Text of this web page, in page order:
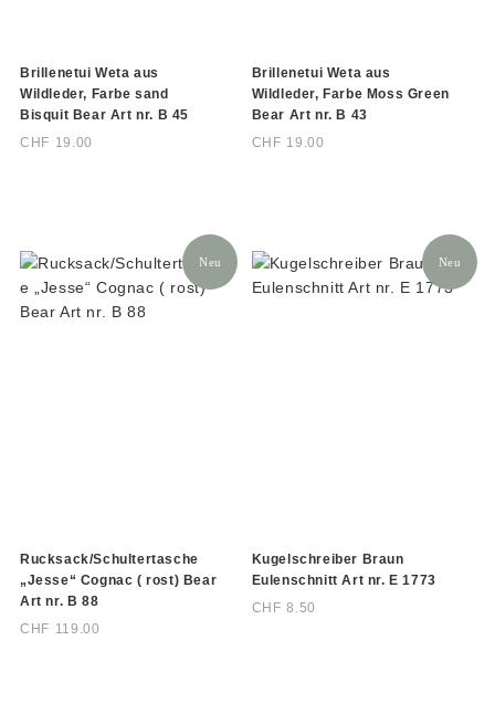
Brillenetui Weta aus
Wildleder, Farbe sand
Bisquit Bear Art nr. B 45
CHF 19.00
Brillenetui Weta aus
Wildleder, Farbe Moss Green
Bear Art nr. B 43
CHF 19.00
Neu
Rucksack/Schultertasche
„Jesse“ Cognac ( rost) Bear
Art nr. B 88
CHF 119.00
Neu
Kugelschreiber Braun
Eulenschnitt Art nr. E 1773
CHF 8.50